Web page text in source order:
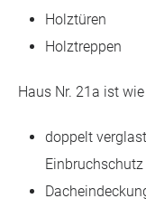
Holztüren
Holztreppen
Haus Nr. 21a ist
doppelt
Einbruchschutz